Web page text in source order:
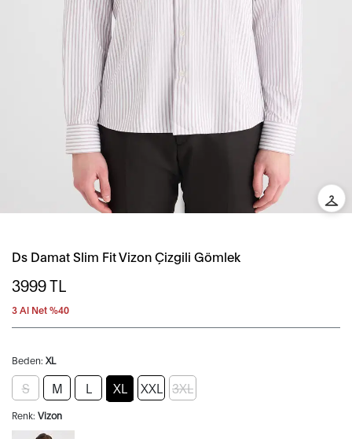
Ds Damat Slim Fit Vizon Çizgili Gömlek
3999TL
3 Al Net %40
Beden: XL
S M L XL XXL 3XL
Renk: Vizon